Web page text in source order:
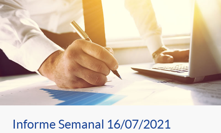
Informe Semanal 16/07/2021